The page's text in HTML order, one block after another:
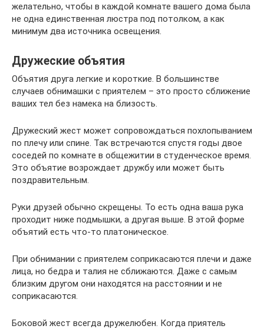
желательно, чтобы в каждой комнате вашего дома была
не одна единственная люстра под потолком, а как
минимум два источника освещения.
Дружеские объятия
Объятия друга легкие и короткие. В большинстве
случаев обнимашки с приятелем – это просто сближение
ваших тел без намека на близость.
Дружеский жест может сопровождаться похлопыванием
по плечу или спине. Так встречаются спустя годы двое
соседей по комнате в общежитии в студенческое время.
Это объятие возрождает дружбу или может быть
поздравительным.
Руки друзей обычно скрещены. То есть одна ваша рука
проходит ниже подмышки, а другая выше. В этой форме
объятий есть что-то платоническое.
При обнимании с приятелем соприкасаются плечи и даже
лица, но бедра и талия не сближаются. Даже с самым
близким другом они находятся на расстоянии и не
соприкасаются.
Боковой жест всегда дружелюбен. Когда приятель